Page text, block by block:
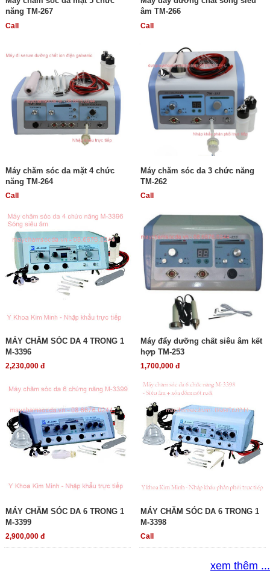
năng TM-267
Call
âm TM-266
Call
Máy chăm sóc da mặt 4 chức
năng TM-264
Call
Máy chăm sóc da 3 chức năng
TM-262
Call
MÁY CHĂM SÓC DA 4 TRONG 1
M-3396
2,230,000 đ
Máy đẩy dưỡng chất siêu âm kết
hợp TM-253
1,700,000 đ
MÁY CHĂM SÓC DA 6 TRONG 1
M-3399
2,900,000 đ
MÁY CHĂM SÓC DA 6 TRONG 1
M-3398
Call
xem thêm ...